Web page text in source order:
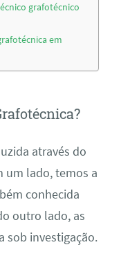
grafotécnico
em
através do
um lado, temos a
conhecida
outro lado, as
sob investigação.